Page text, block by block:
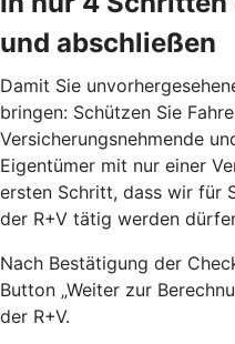
und abschließen
Damit Sie
bringen: Schützen Sie
Versicherungsnehmende
Eigentümer mit nur einer
ersten Schritt, dass wir für
der R+V tätig werden
Nach Bestätigung der
Button „Weiter zur
der R+V.